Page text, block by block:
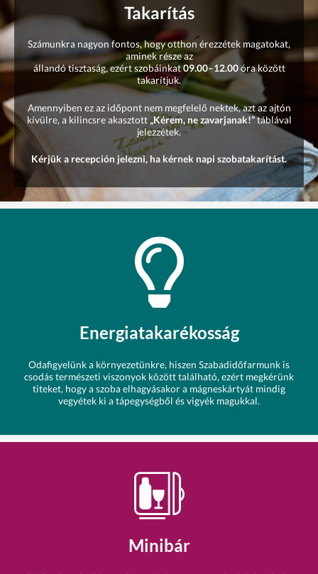
Takarítás
Számunkra nagyon fontos, hogy otthon érezzétek magatokat,
aminek része az
állandó tisztaság, ezért szobáinkat09.00–12.00óra között
takarítjuk.
Amennyiben ez az időpont nem megfelelő nektek, azt az ajtón
kívülre, a kilincsre akasztott„Kérem,ne zavarjanak!”táblával
jelezzétek.
Kérjük a recepción jelezni, ha kérnek napi szobatakarítást.
Energiatakarékosság
Odafigyelünk a környezetünkre, hiszen Szabadidőfarmunk is
csodás természeti viszonyok között található, ezért megkérünk
titeket, hogy a szoba elhagyásakor a mágneskártyát mindig
vegyétek ki a tápegységből és vigyék magukkal.
Minibár
Minibár